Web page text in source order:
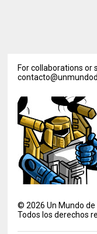
For collaborations or
©2026 Un Mundo
Todos los derechos